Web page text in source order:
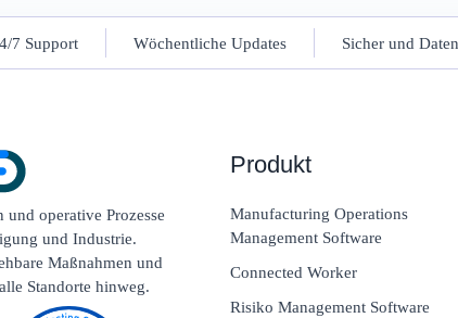
7 Support Wöchentliche Updates Sicher und
operative Prozesse
und Industrie.
Maßnahmen und
Standorte hinweg.
Produkt
Manufacturing Operations
Management Software
Connected Worker
Risiko Management Software